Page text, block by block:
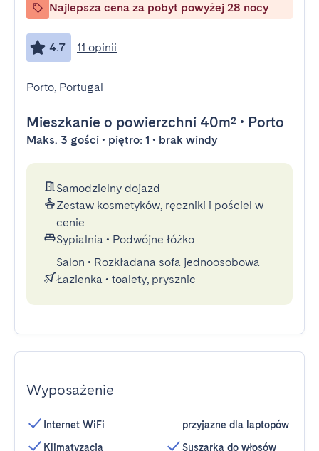
Najlepsza cena za pobyt powyżej 28 nocy
4.7 11 opinii
Porto, Portugal
Mieszkanie o powierzchni 40m² • Porto
Maks. 3 gości • piętro: 1 • brak windy
Samodzielny dojazd
Zestaw kosmetyków, ręczniki i pościel w
cenie
Sypialnia • Podwójne łóżko
Salon • Rozkładana sofa jednoosobowa
Łazienka • toalety, prysznic
Wyposażenie
Internet WiFi
Klimatyzacja
przyjazne dla laptopów
Suszarka do włosów